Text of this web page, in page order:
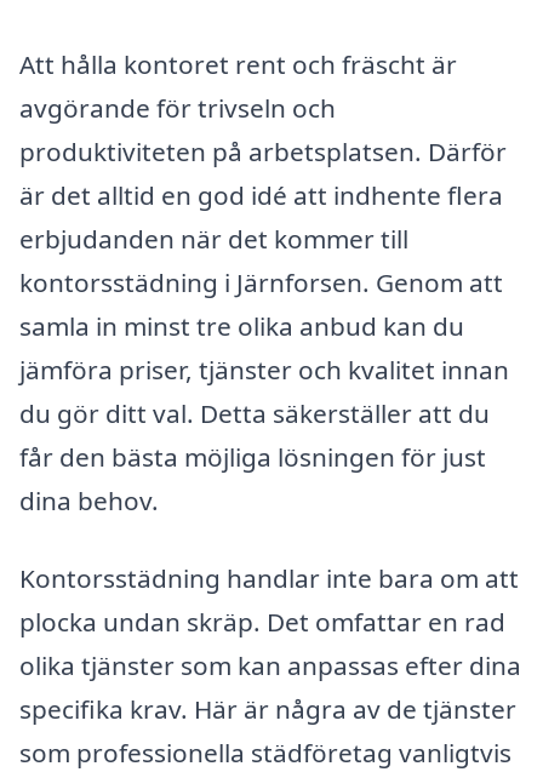
Att hålla kontoret rent och fräscht är
avgörande för trivseln och
produktiviteten på arbetsplatsen. Därför
är det alltid en god idé att indhente flera
erbjudanden när det kommer till
kontorsstädning i Järnforsen. Genom att
samla in minst tre olika anbud kan du
jämföra priser, tjänster och kvalitet innan
du gör ditt val. Detta säkerställer att du
får den bästa möjliga lösningen för just
dina behov.
Kontorsstädning handlar inte bara om att
plocka undan skräp. Det omfattar en rad
olika tjänster som kan anpassas efter dina
specifika krav. Här är några av de tjänster
som professionella städföretag vanligtvis